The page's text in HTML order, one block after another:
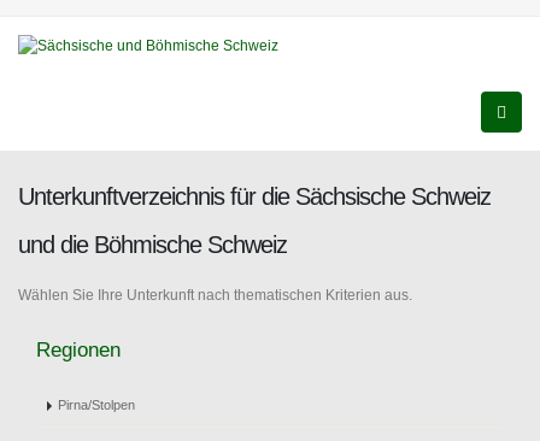
Unterkunftverzeichnis für die Sächsische Schweiz
und die Böhmische Schweiz
Wählen Sie Ihre Unterkunft nach thematischen Kriterien aus.
Regionen
Pirna/Stolpen